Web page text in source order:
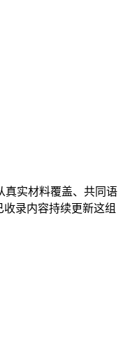
真实材料覆盖、共同语
收录内容持续更新这组